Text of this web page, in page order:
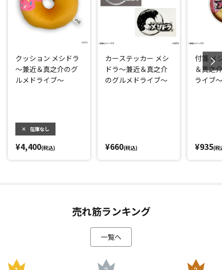
クッション メシドラ
～兼近＆真之介のグ
ルメドライブ～
× 在庫なし
¥4,400(税込)
カーステッカー メシ
ドラ～兼近＆真之介
のグルメドライブ～
¥660(税込)
付箋 メ
＆真之
ライブ～
¥935(税
売れ筋ランキング
一覧へ